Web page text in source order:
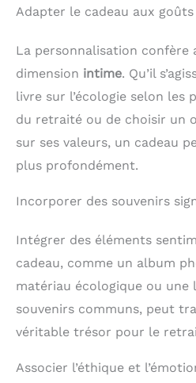
Adapter le cadeau aux
La personnalisation confère
dimension intime. Qu’il
livre sur l’écologie selon les
du retraité ou de choisir un
sur ses valeurs, un cadeau
plus profondément.
Incorporer des souvenirs
Intégrer des éléments
cadeau, comme un album
matériau écologique ou
souvenirs communs, peut
véritable trésor pour le
Associer l’éthique et